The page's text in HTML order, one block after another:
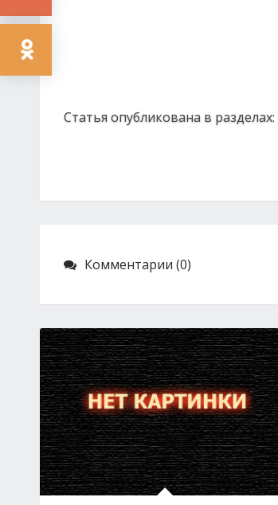
Статья опубликована в разделах:
Комментарии (0)